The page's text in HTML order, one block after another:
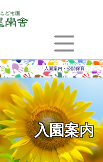
入園案内